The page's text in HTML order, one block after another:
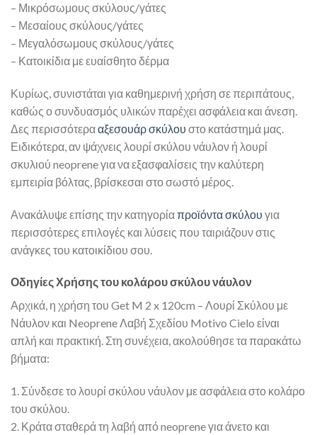
– Μικρόσωμους σκύλους/γάτες
– Μεσαίους σκύλους/γάτες
– Μεγαλόσωμους σκύλους/γάτες
– Κατοικίδια με ευαίσθητο δέρμα
Κυρίως, συνιστάται για καθημερινή χρήση σε περιπάτους,
καθώς ο συνδυασμός υλικών παρέχει ασφάλεια και άνεση.
Δες περισσότερααξεσουάρ σκύλου στο κατάστημά μας.
Ειδικότερα, αν ψάχνεις λουρί σκύλου νάυλον ή λουρί
σκυλιού neoprene για να εξασφαλίσεις την καλύτερη
εμπειρία βόλτας, βρίσκεσαι στο σωστό μέρος.
Ανακάλυψε επίσης την κατηγορίαπροϊόντα σκύλου για
περισσότερες επιλογές και λύσεις που ταιριάζουν στις
ανάγκες του κατοικίδιου σου.
Οδηγίες Χρήσης του κολάρου σκύλου νάυλον
Αρχικά, η χρήση του Get M 2 x 120cm – Λουρί Σκύλου με
Νάυλον και Neoprene Λαβή Σχεδίου Motivo Cielo είναι
απλή και πρακτική. Στη συνέχεια, ακολούθησε τα παρακάτω
βήματα:
1. Σύνδεσε το λουρί σκύλου νάυλον με ασφάλεια στο κολάρο
του σκύλου.
2. Κράτα σταθερά τη λαβή από neoprene για άνετο και